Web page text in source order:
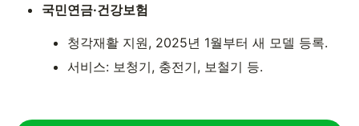
국민연금·건강보험
청각재활 지원, 2025년 1월부터 새 모델 등록.
서비스: 보청기, 충전기, 보철기 등.